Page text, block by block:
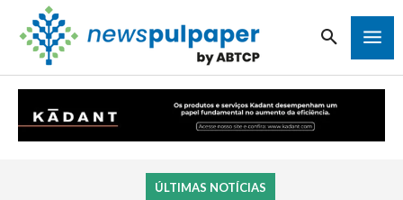
ÚLTIMAS NOTÍCIAS